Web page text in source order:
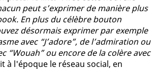
peut s’exprimer de manière plus
En plus du célèbre bouton
désormais exprimer par exemple
avec “J’adore”, de l’admiration ou
“Wouah” ou encore de la colère avec
à l'époque le réseau social, en